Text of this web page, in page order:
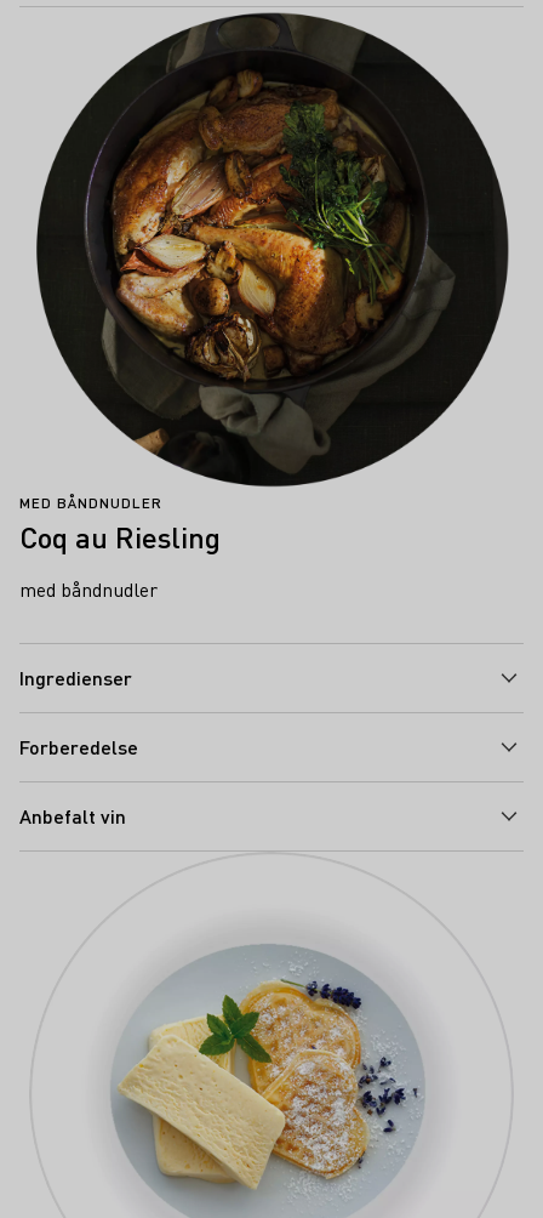
MED BÅNDNUDLER
Coq au Riesling
med båndnudler
Ingredienser
Forberedelse
Anbefalt vin